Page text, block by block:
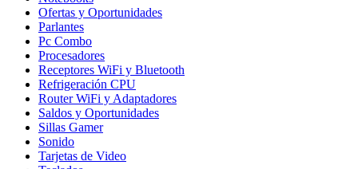
Ofertas y Oportunidades
Parlantes
Pc Combo
Procesadores
Receptores WiFi y Bluetooth
Refrigeración CPU
Router WiFi y Adaptadores
Saldos y Oportunidades
Sillas Gamer
Sonido
Tarjetas de Video